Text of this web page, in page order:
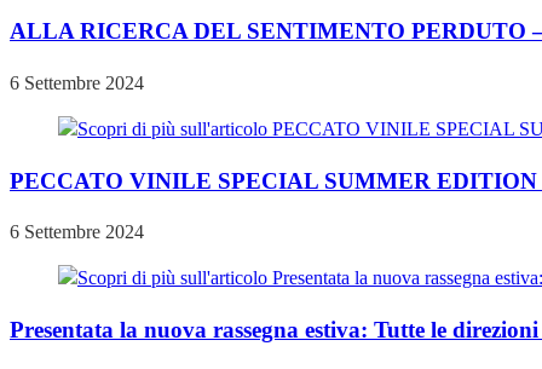
ALLA RICERCA DEL SENTIMENTO PERDUTO
6 Settembre 2024
PECCATO VINILE SPECIAL SUMMER EDITION
6 Settembre 2024
Presentata la nuova rassegna estiva: Tutte le